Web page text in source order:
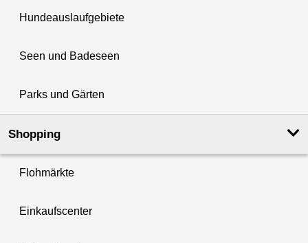
Hundeauslaufgebiete
Seen und Badeseen
Parks und Gärten
Shopping
Flohmärkte
Einkaufscenter